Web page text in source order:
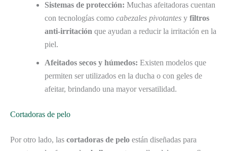
Sistemas de protección: Muchas afeitadoras cuentan
con tecnologías como cabezales pivotantes y filtros
anti-irritación que ayudan a reducir la irritación en la
piel.
Afeitados secos y húmedos: Existen modelos que
permiten ser utilizados en la ducha o con geles de
afeitar, brindando una mayor versatilidad.
Cortadoras de pelo
Por otro lado, las cortadoras de pelo están diseñadas para